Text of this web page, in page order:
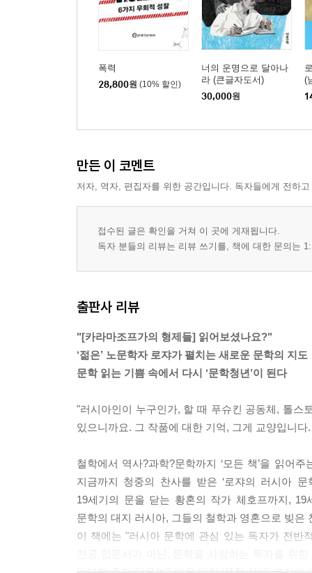
폭력
28,800원 (10% 할인)
너의 운명으로 달아나
라 (큰글자도서)
30,000원
(
만든 이 코멘트
저자, 역자, 편집자를 위한 공간입니다. 독자들에게 전하
접수된 글은 확인을 거쳐 이 곳에 게재됩니다.
독자 분들의 리뷰는 리뷰 쓰기를, 책에 대한 문의는
출판사 리뷰
"[카라마조프가의 형제들] 읽어보셨나요?"
‘젊은’ 노문학자 로쟈가 펼치는 새로운 문학의 지도
문학 읽는 기쁨 속에서 다시 ‘문학청년’이 된다
"러시아인이 누구인가, 할 때 푸슈킨 공동체, 톨스
있으니까요. 그 작품에 대한 기억, 그게 교양입니
철학에서 역사?과학?문학까지 ‘모든 책’을 읽어
지금까지 청중의 찬사를 받은 ‘로쟈의 러시아
19세기의 문을 닫는 황혼의 작가 체호프까지,
문학의 대지 러시아, 그들의 철학과 영혼으로 빚은
이 책에는 "러시아 문학에 관심 있는 독자가 전반